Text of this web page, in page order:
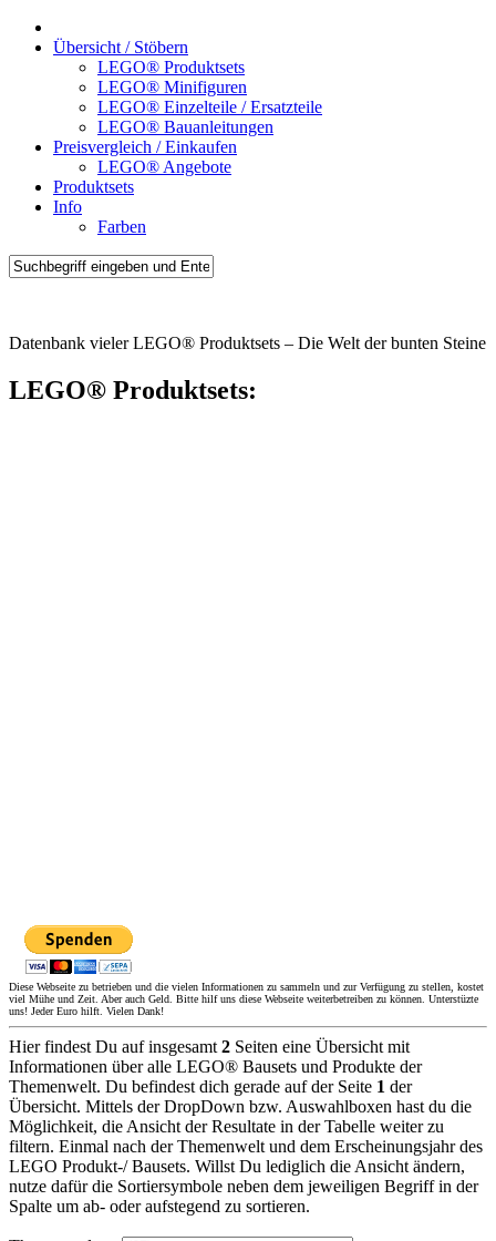
Übersicht / Stöbern
LEGO® Produktsets
LEGO® Minifiguren
LEGO® Einzelteile / Ersatzteile
LEGO® Bauanleitungen
Preisvergleich / Einkaufen
LEGO® Angebote
Produktsets
Info
Farben
Datenbank vieler LEGO® Produktsets – Die Welt der bunten Steine
LEGO® Produktsets:
Diese Webseite zu betrieben und die vielen Informationen zu sammeln und zur Verfügung zu stellen, kostet
viel Mühe und Zeit. Aber auch Geld. Bitte hilf uns diese Webseite weiterbetreiben zu können. Unterstüzte
uns! Jeder Euro hilft. Vielen Dank!
Hier findest Du auf insgesamt 2 Seiten eine Übersicht mit
Informationen über alle LEGO® Bausets und Produkte der
Themenwelt. Du befindest dich gerade auf der Seite 1 der
Übersicht. Mittels der DropDown bzw. Auswahlboxen hast du die
Möglichkeit, die Ansicht der Resultate in der Tabelle weiter zu
filtern. Einmal nach der Themenwelt und dem Erscheinungsjahr des
LEGO Produkt-/ Bausets. Willst Du lediglich die Ansicht ändern,
nutze dafür die Sortiersymbole neben dem jeweiligen Begriff in der
Spalte um ab- oder aufstegend zu sortieren.